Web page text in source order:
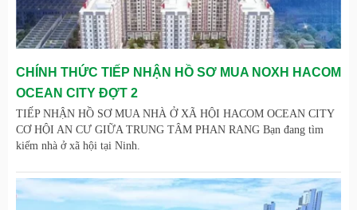
CHÍNH THỨC TIẾP NHẬN HỒ SƠ MUA NOXH HACOM
OCEAN CITY ĐỢT 2
TIẾP NHẬN HỒ SƠ MUA NHÀ Ở XÃ HỘI HACOM OCEAN CITY
CƠ HỘI AN CƯ GIỮA TRUNG TÂM PHAN RANG Bạn đang tìm
kiếm nhà ở xã hội tại Ninh.